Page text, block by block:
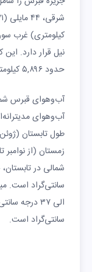
نیل قرار دارد.
حدود ۵,۸۹۶ کیلومتر مربع مساحت دارد.
آب‌وهوای قبرس
آب‌وهوای
طول تابستان
زمستان (از
سانتی‌گراد است.